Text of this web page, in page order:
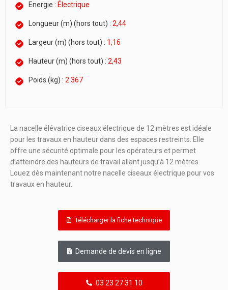
Energie : Électrique
Longueur (m) (hors tout) : 2,44
Largeur (m) (hors tout) : 1,16
Hauteur (m) (hors tout) : 2,43
Poids (kg) : 2 367
La nacelle élévatrice ciseaux électrique de 12 mètres est idéale
pour les travaux en hauteur dans des espaces restreints. Elle
offre une sécurité optimale pour les opérateurs et permet
d’atteindre des hauteurs de travail allant jusqu’à 12 mètres.
Louez dès maintenant notre nacelle ciseaux électrique pour vos
travaux en hauteur.
Télécharger la fiche technique
Demande de devis en ligne
03 23 27 31 10